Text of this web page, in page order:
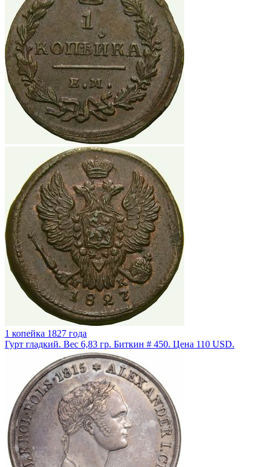
1 копейка 1827 года
Гурт гладкий. Вес 6,83 гр. Биткин # 450. Цена 110 USD.